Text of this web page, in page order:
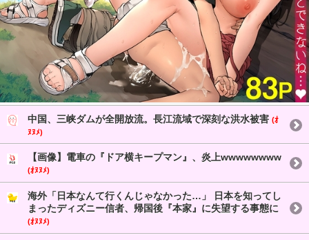
中国、三峡ダムが全開放流。長江流域で深刻な洪水被害 (ｵ
ﾇﾇﾒ)
【画像】電車の『ドア横キープマン』、炎上wwwwwwww
(ｵﾇﾇﾒ)
海外「日本なんて行くんじゃなかった…」 日本を知ってし
まったディズニー信者、帰国後『本家』に失望する事態に
(ｵﾇﾇﾒ)